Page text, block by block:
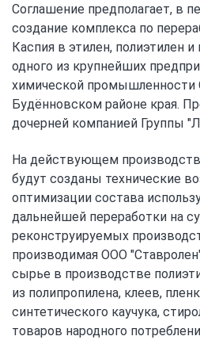
Соглашение предполагает, в
создание комплекса по
Каспия в этилен, полиэтилен и
одного из крупнейших
химической промышленности
Будённовском районе края.
дочерней компанией Группы
На действующем
будут созданы технические
оптимизации состава
дальнейшей переработки на
реконструируемых
производимая ООО
сырье в производстве
из полипропилена, клеев,
синтетического каучука,
товаров народного